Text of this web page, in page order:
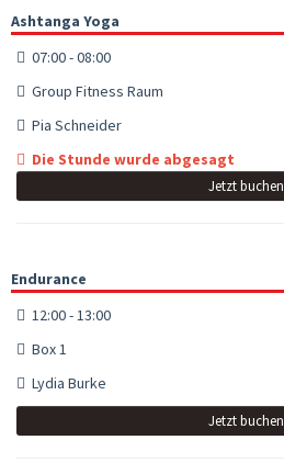
Ashtanga Yoga
07:00 - 08:00
Group Fitness Raum
Pia Schneider
Die Stunde wurde abgesagt
Jetzt buchen
Endurance
12:00 - 13:00
Box 1
Lydia Burke
Jetzt buchen